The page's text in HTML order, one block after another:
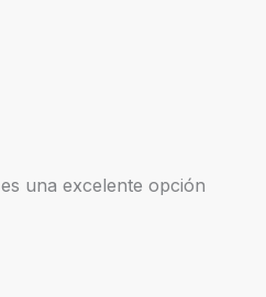
es una excelente opción